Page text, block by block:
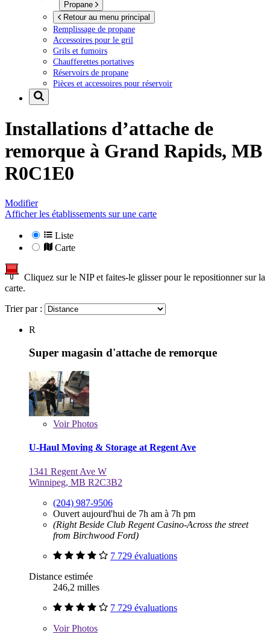
Propane
Retour au menu principal
Remplissage de propane
Accessoires pour le gril
Grils et fumoirs
Chaufferettes portatives
Réservoirs de propane
Pièces et accessoires pour réservoir
Installations d’attache de
remorque à Grand Rapids, MB
R0C1E0
Modifier
Afficher les établissements sur une carte
Liste
Carte
Cliquez sur le NIP et faites-le glisser pour le repositionner sur la
carte.
Trier par :
R
Super magasin d'attache de remorque
VoirPhotos
U-Haul Moving & Storage at Regent Ave
1341 Regent Ave W
Winnipeg, MB R2C3B2
(204) 987-9506
Ouvert aujourd'hui de 7h am à 7h pm
(Right Beside Club Regent Casino-Across the street
from Birchwood Ford)
7 729 évaluations
Distance estimée
246,2 milles
7 729 évaluations
VoirPhotos